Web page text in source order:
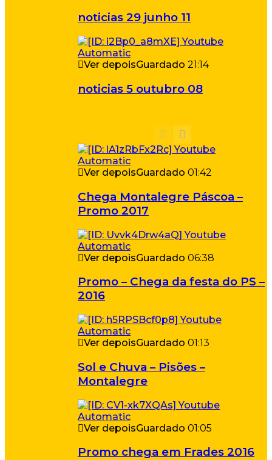
noticias 29 junho 11
Ver depoisGuardado 21:14
noticias 5 outubro 08
Ver depoisGuardado 01:42
Chega Montalegre Páscoa –
Promo 2017
Ver depoisGuardado 06:38
Promo – Chega da festa do PS –
2016
Ver depoisGuardado 01:13
Sol e Chuva – Pisões –
Montalegre
Ver depoisGuardado 01:05
Promo chega em Frades 2016